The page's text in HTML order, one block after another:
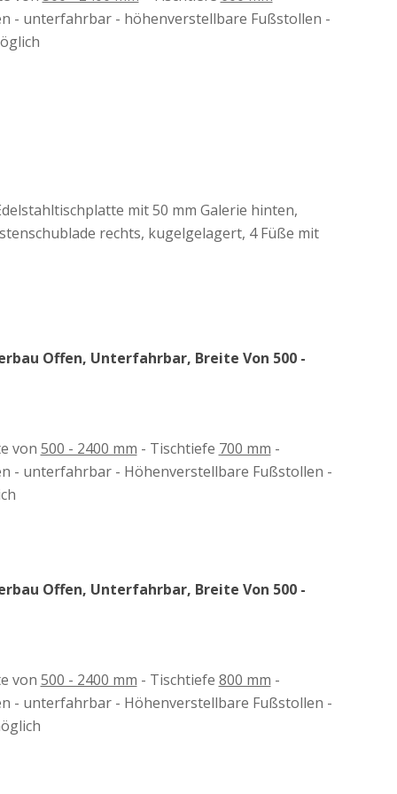
zur Verfügung:
schnell neu positioniert werden können.
individuelle Sondermaße, Anpassungen an bestehende
Ausführungen oder spezielle Konfigurationen – wir
Stabilität und langfristige Wirtschaftlichkeit im
- unterfahrbar - höhenverstellbare Fußstollen -
mit 50 mm Galerie hinten,
rechts, kugelgelagert, 4 Füße mit
Offen, Unterfahrbar, Breite Von 500 -
von 500 - 2400 mm - Tischtiefe 700 mm -
- unterfahrbar - Höhenverstellbare Fußstollen -
Offen, Unterfahrbar, Breite Von 500 -
von 500 - 2400 mm - Tischtiefe 800 mm -
- unterfahrbar - Höhenverstellbare Fußstollen -